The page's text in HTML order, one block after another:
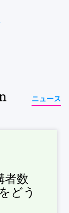
ニュース
者数
どう